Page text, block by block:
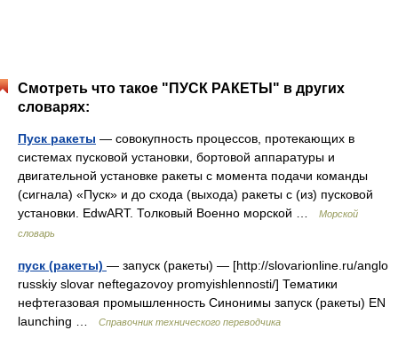
Смотреть что такое "ПУСК РАКЕТЫ" в других
словарях:
Пуск ракеты — совокупность процессов, протекающих в
системах пусковой установки, бортовой аппаратуры и
двигательной установке ракеты с момента подачи команды
(сигнала) «Пуск» и до схода (выхода) ракеты с (из) пусковой
установки. EdwART. Толковый Военно морской …
Морской
словарь
пуск (ракеты) — запуск (ракеты) — [http://slovarionline.ru/anglo
russkiy slovar neftegazovoy promyishlennosti/] Тематики
нефтегазовая промышленность Синонимы запуск (ракеты) EN
launching …
Справочник технического переводчика